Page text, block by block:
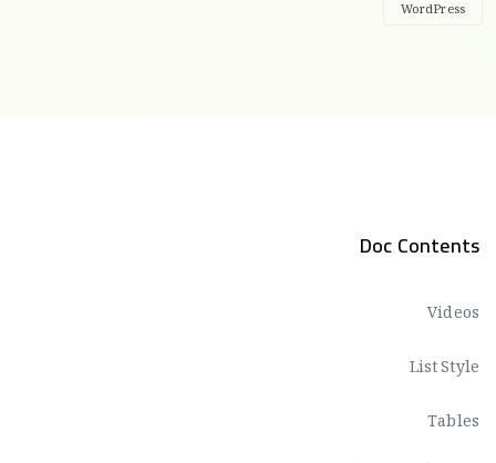
WordPress
Doc Contents
Videos
List Style
Tables